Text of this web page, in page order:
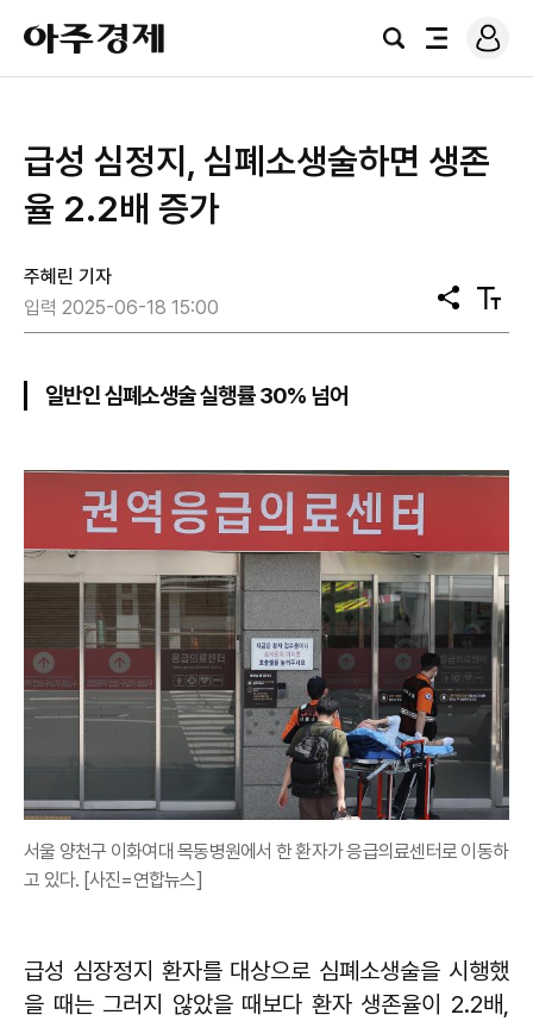
아
주
경
검
전
로
그
급성 심정지, 심폐소생술하면 생존
율 2.2배 증가
주혜린 기자
입력 2025-06-18 15:00
공
유
텍
스
일반인 심폐소생술 실행률 30% 넘어
서울 양천구 이화여대 목동병원에서 한 환자가 응급의료센터로 이동하
고 있다. [사진=연합뉴스]
급성 심장정지 환자를 대상으로 심폐소생술을 시행했
을 때는 그러지 않았을 때보다 환자 생존율이 2.2배,